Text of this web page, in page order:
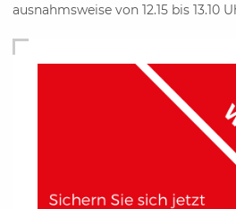
ausnahmsweise von 12.15 bis 13.10